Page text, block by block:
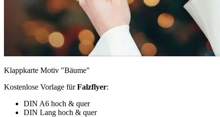
Klappkarte Motiv "Bäume"
Kostenlose Vorlage fürFalzflyer:
DIN A6 hoch & quer
DIN Lang hoch & quer